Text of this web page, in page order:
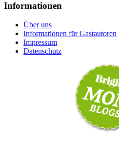
Informationen
Über uns
Informationen für Gastautoren
Impressum
Datenschutz